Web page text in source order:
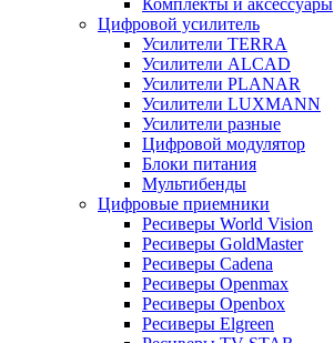
Комплекты и аксессуары
Цифровой усилитель
Усилители TERRA
Усилители ALCAD
Усилители PLANAR
Усилители LUXMANN
Усилители разные
Цифровой модулятор
Блоки питания
Мультибенды
Цифровые приемники
Ресиверы World Vision
Ресиверы GoldMaster
Ресиверы Cadena
Ресиверы Openmax
Ресиверы Openbox
Ресиверы Elgreen